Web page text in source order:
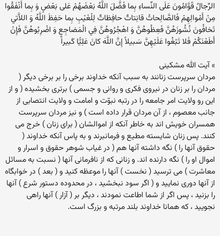
الرِّجالُ قَوَّامُونَ عَلَى النِّساءِ بِما فَضَّلَ اللَّهُ بَعْضَهُمْ عَلى‏ بَعْضٍ وَ بِما أَنْفَقُوا
مِنْ أَمْوالِهِمْ فَالصَّالِحاتُ قانِتاتٌ حافِظاتٌ لِلْغَيْبِ بِما حَفِظَ اللَّهُ وَ اللاَّتي‏
تَخافُونَ نُشُوزَهُنَّ فَعِظُوهُنَّ وَ اهْجُرُوهُنَّ فِي الْمَضاجِعِ وَ اضْرِبُوهُنَّ فَإِنْ
أَطَعْنَکُمْ فَلا تَبْغُوا عَلَيْهِنَّ سَبيلاً إِنَّ اللَّهَ کانَ عَلِيًّا کَبيراً
» آیت الله مشکینی
مردان سرپرست زنانند به سبب آنکه خداوند برخی را بر برخی دیگر (
مردان را بر زنان در نیروی فکری و روانی و جسمی ) برتری بخشیده ( و از
این رو ولایت امر جامعه را در رتبه نبوّت و امامت و ولایت انتصابی از
جانب معصوم ، از آن مردان قرار داده است ) و نیز مردان سرپرست
همسران خویش اند به خاطر آنکه از اموالشان ( برای زنان ) خرج می
کنند. پس زنان شایسته مطیع و فرمانبرند و به پاس آنکه خداوند (
حقوق آنها را ) نگه داشته آنها هم ( در غیاب شوهر حقوق و اسرار و
اموال او را ) نگه دارنده اند. و زنانی که از نافرمانی آنها ( نسبت به مسائل
معاشرت ) می ترسید ( نخست ) آنها را موعظه کنید و ( بعد ) در خوابگاه
از آنها دوری نمایید و ( اگر سود نبخشید ، در محدوده دستور شرع ) آنها
را بزنید ، پس اگر از شما اطاعت نمودند ، دیگر بر ( آزار ) آنها راهی
نجویید ، که همانا خداوند بلند مرتبه و بزرگ است.